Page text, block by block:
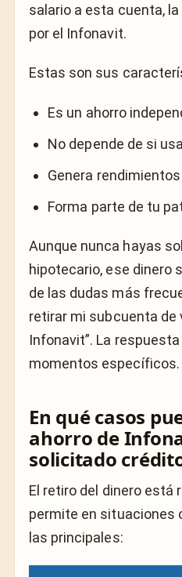
salario a esta cuenta,
por el Infonavit.
Estas son sus
Es un ahorro
No depende de si
Genera
Forma parte de tu
Aunque nunca hayas
hipotecario, ese dinero
de las dudas más
retirar mi subcuenta de
Infonavit”. La
momentos específicos.
En qué casos
ahorro de
solicitado
El retiro del dinero está
permite en situaciones
las principales: